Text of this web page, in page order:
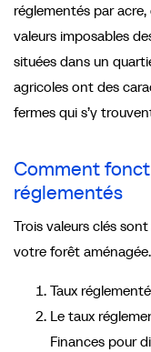
réglementés par
valeurs imposables
situées dans un
agricoles ont des
fermes qui s’y
Comment
réglementés
Trois valeurs clés
votre forêt aménagée.
Taux réglementé
Le taux
Finances pour